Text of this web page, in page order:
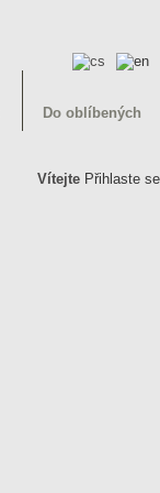
Do oblíbených
Vítejte Přihlaste se